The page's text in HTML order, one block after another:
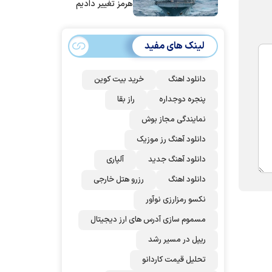
هرمز تغییر دادیم
لینک های مفید
دانلود اهنگ
خرید بیت کوین
پنجره دوجداره
راز بقا
نمایندگی مجاز بوش
دانلود آهنگ رز‌ موزیک
دانلود آهنگ جدید
آلپاری
دانلود اهنگ
رزرو هتل خارجی
نکسو رمزارزی نوآور
مسموم سازی آدرس های ارز دیجیتال
ریپل در مسیر رشد
تحلیل قیمت کاردانو